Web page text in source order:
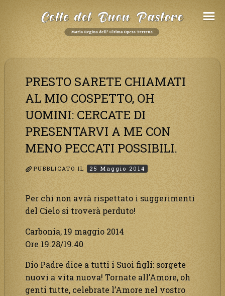
PRESTO SARETE CHIAMATI
AL MIO COSPETTO, OH
UOMINI: CERCATE DI
PRESENTARVI A ME CON
MENO PECCATI POSSIBILI.
PUBBLICATO IL 25 Maggio 2014
Per chi non avrà rispettato i suggerimenti
del Cielo si troverà perduto!
Carbonia, 19 maggio 2014
Ore 19.28/19.40
Dio Padre dice a tutti i Suoi figli: sorgete
nuovi a vita nuova! Tornate all’Amore, oh
genti tutte, celebrate l’Amore nel vostro